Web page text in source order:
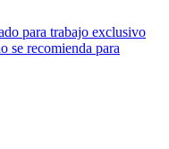
para trabajo exclusivo
recomienda para